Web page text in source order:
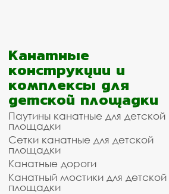
Канатные
конструкции и
комплексы для
детской площадки
Паутины канатные для детской
площадки
Сетки канатные для детской
площадки
Канатные дороги
Канатный мостики для детской
площадки